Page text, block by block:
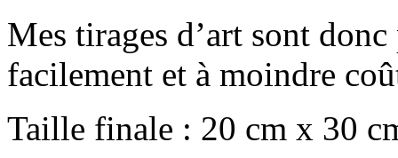
Mes tirages d’art sont donc
facilement et à moindre
Taille finale : 20 cm x 30